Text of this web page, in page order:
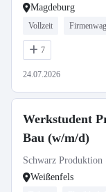
Magdeburg
Vollzeit
7
24.07.2026
Werkstudent
Bau (w/m/d)
Schwarz
Weißenfels